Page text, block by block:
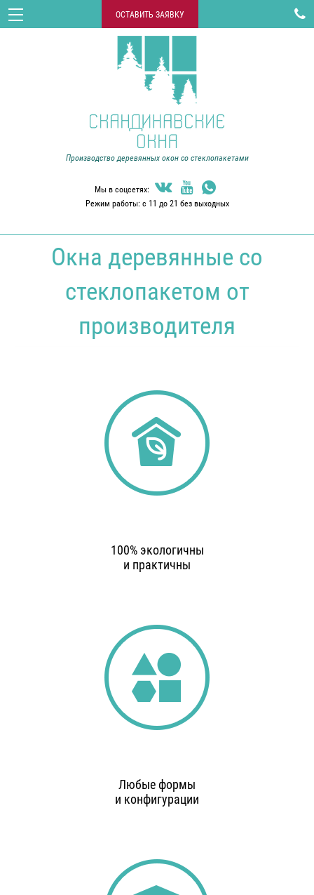

ОСТАВИТЬ ЗАЯВКУ
Производство деревянных окон со стеклопакетами
Мы в соцсетях:   
Режим работы: с 11 до 21 без выходных
Окна деревянные со
стеклопакетом от
производителя
100% экологичны
и практичны
Любые формы
и конфигурации